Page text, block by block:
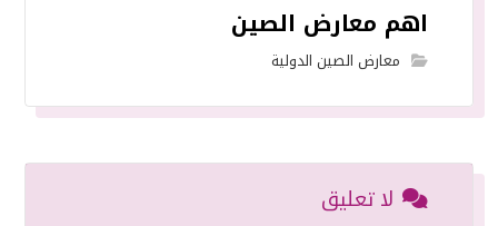
اهم معارض الصين
معارض الصين الدولية
لا تعليق